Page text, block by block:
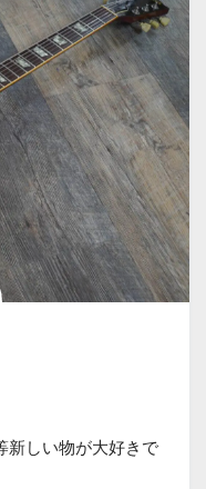
新しい物が大好きで